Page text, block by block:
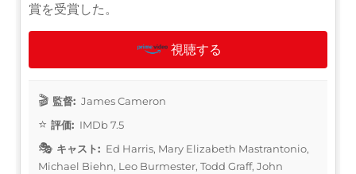
賞を受賞した。
視聴する
監督: James Cameron
評価: IMDb 7.5
キャスト: Ed Harris, Mary Elizabeth Mastrantonio,
Michael Biehn, Leo Burmester, Todd Graff, John